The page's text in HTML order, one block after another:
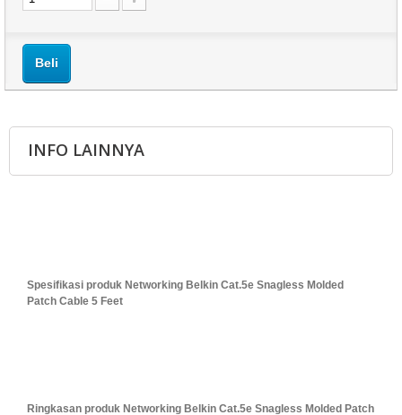
Beli
INFO LAINNYA
Spesifikasi produk Networking Belkin Cat.5e Snagless Molded
Patch Cable 5 Feet
Ringkasan produk Networking Belkin Cat.5e Snagless Molded Patch